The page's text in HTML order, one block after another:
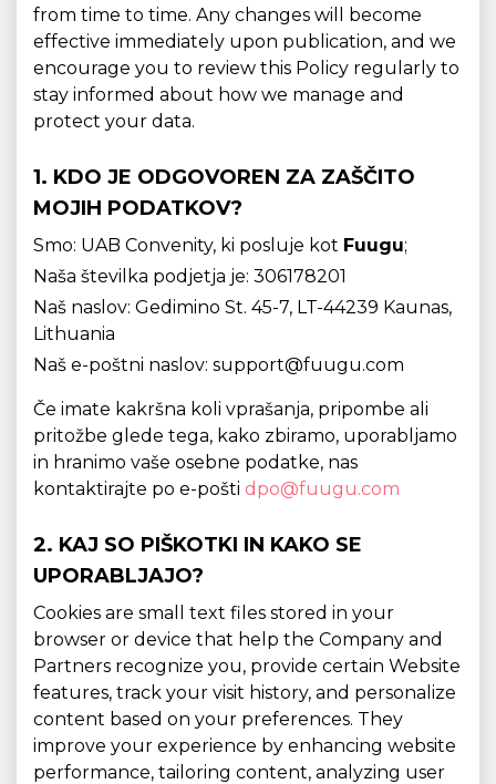
from time to time. Any changes will become
effective immediately upon publication, and we
encourage you to review this Policy regularly to
stay informed about how we manage and
protect your data.
1. KDO JE ODGOVOREN ZA ZAŠČITO
MOJIH PODATKOV?
Smo: UAB Convenity, ki posluje kot Fuugu;
Naša številka podjetja je: 306178201
Naš naslov: Gedimino St. 45-7, LT-44239 Kaunas,
Lithuania
Naš e-poštni naslov: support@fuugu.com
Če imate kakršna koli vprašanja, pripombe ali
pritožbe glede tega, kako zbiramo, uporabljamo
in hranimo vaše osebne podatke, nas
kontaktirajte po e-pošti dpo@fuugu.com
2. KAJ SO PIŠKOTKI IN KAKO SE
UPORABLJAJO?
Cookies are small text files stored in your
browser or device that help the Company and
Partners recognize you, provide certain Website
features, track your visit history, and personalize
content based on your preferences. They
improve your experience by enhancing website
performance, tailoring content, analyzing user